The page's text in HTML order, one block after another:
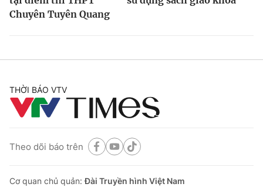
Chuyên Tuyên Quang
THỜI BÁO VTV
Theo dõi báo trên
Cơ quan chủ quản:Đài Truyền hình Việt Nam